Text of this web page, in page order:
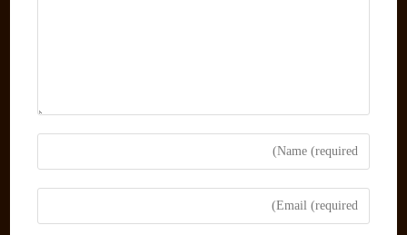
Enter
your
name
Enter
your